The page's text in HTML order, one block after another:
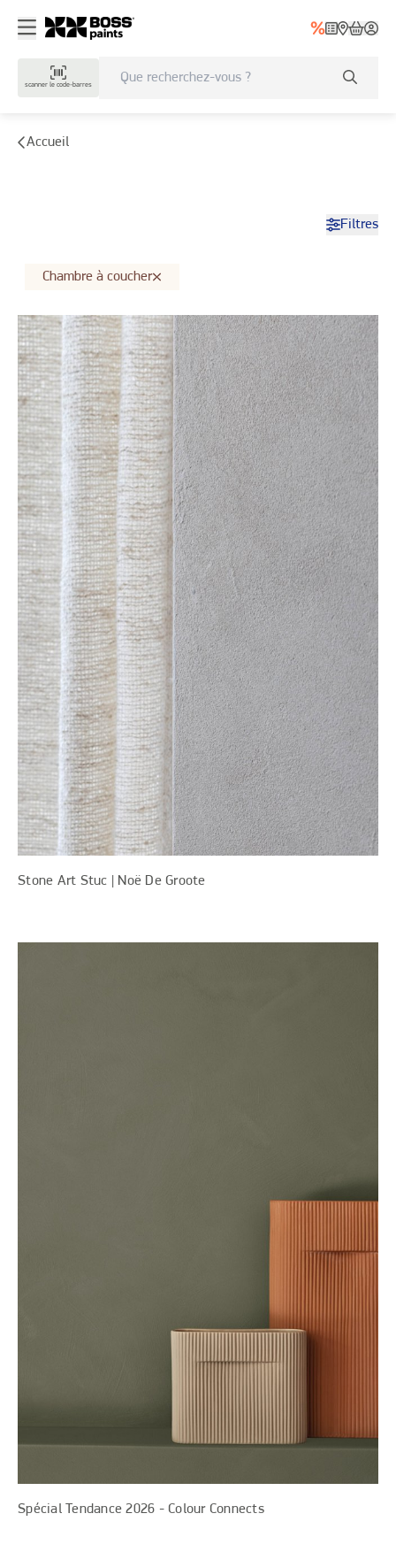
scanner le code-barres
Accueil
Filtres
Chambre à coucher
Stone Art Stuc | Noë De Groote
Spécial Tendance 2026 - Colour Connects